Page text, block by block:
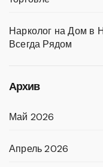
Нарколог на Дом в
Всегда Рядом
Архив
Май 2026
Апрель 2026